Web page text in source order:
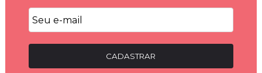
CADASTRAR